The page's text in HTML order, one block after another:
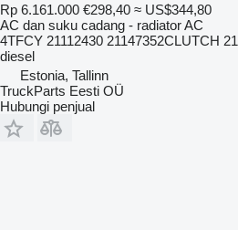
Rp 6.161.000 €298,40 ≈ US$344,80
AC dan suku cadang - radiator AC
4TFCY 21112430 21147352CLUTCH
diesel
Estonia, Tallinn
TruckParts Eesti OÜ
Hubungi penjual